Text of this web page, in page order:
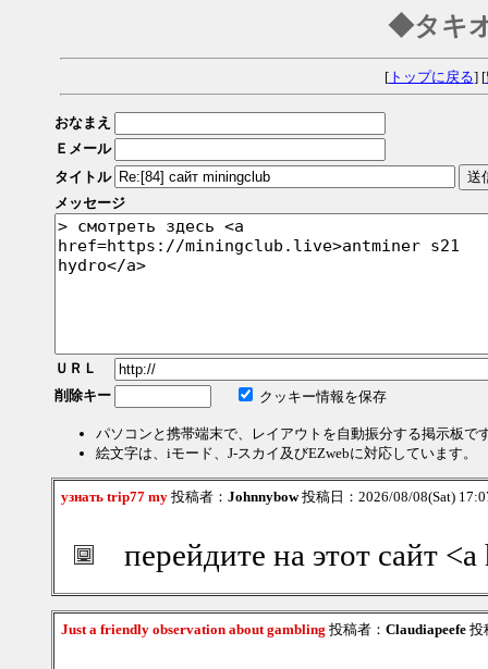
◆タキ
[トップに戻る] [
おなまえ
Ｅメール
タイトル
メッセージ
ＵＲＬ
削除キー
クッキー情報を保存
パソコンと携帯端末で、レイアウトを自動振分する掲示板で
絵文字は、iモード、J-スカイ及びEZwebに対応しています。
узнать trip77 my 投稿者： Johnnybow投稿日：2026/08/08(Sat)
перейдите на этот сайт
Just a friendly observation about gambling 投稿者： Claudiapeefe 投